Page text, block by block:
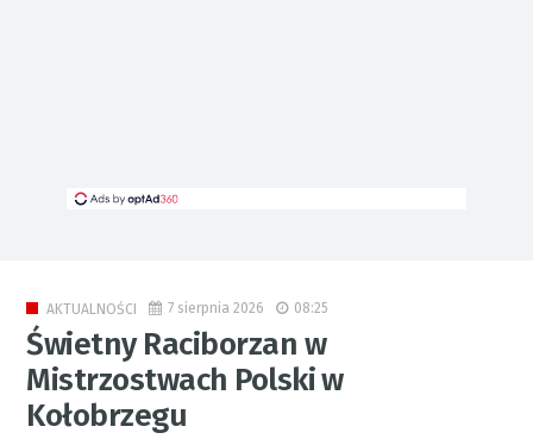
AKTUALNOŚCI 7 sierpnia 2026 08:25
Świetny Raciborzan w
Mistrzostwach Polski w
Kołobrzegu